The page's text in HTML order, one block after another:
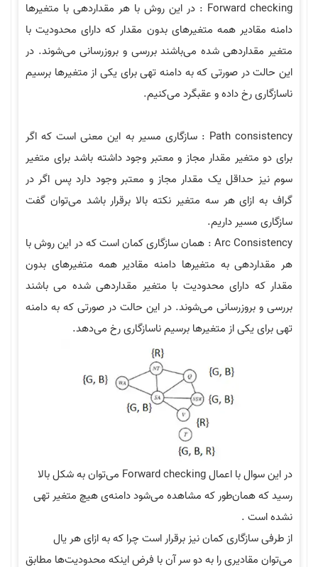
Forward checking : در این روش با هر مقداردهی با متغیرها
همه متغیرهای بدون مقدار که دارای محدودیت با
شده می‌باشند بررسی و بروزرسانی می‌شوند. در
صورتی که به دامنه تهی برای یکی از متغیرها برسیم
رخ داده و عقبگرد می‌کنیم.
Path consistency : سازگاری مسیر به این معنی است که اگر
مقدار مجاز و معتبر وجود داشته باشد برای متغیر
یک مقدار مجاز و معتبر وجود دارد پس اگر در
هر سه متغیر نکته بالا برقرار باشد می‌توان گفت
داریم.
Arc Consistency : همان سازگاری کمان است که در این روش با
به متغیرها دامنه مقادیر همه متغیرهای بدون
دارای محدودیت با متغیر مقداردهی شده می باشند
می‌شوند. در این حالت در صورتی که به دامنه
از متغیرها برسیم ناسازگاری رخ می‌دهد.
در این سوال با اعمال Forward checking می‌توان به شکل بالا
که مشاهده می‌شود دامنه‌ی هیچ متغیر تهی
کمان نیز برقرار است چرا که به ازای هر یال
را به دو سر آن با فرض اینکه محدودیت‌ها مطابق